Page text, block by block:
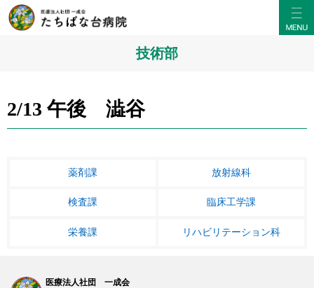
技術部
2/13 午後 澁谷
薬剤課 放射線科
検査課 臨床工学課
栄養課 リハビリテーション科
医療法人社団 一成会